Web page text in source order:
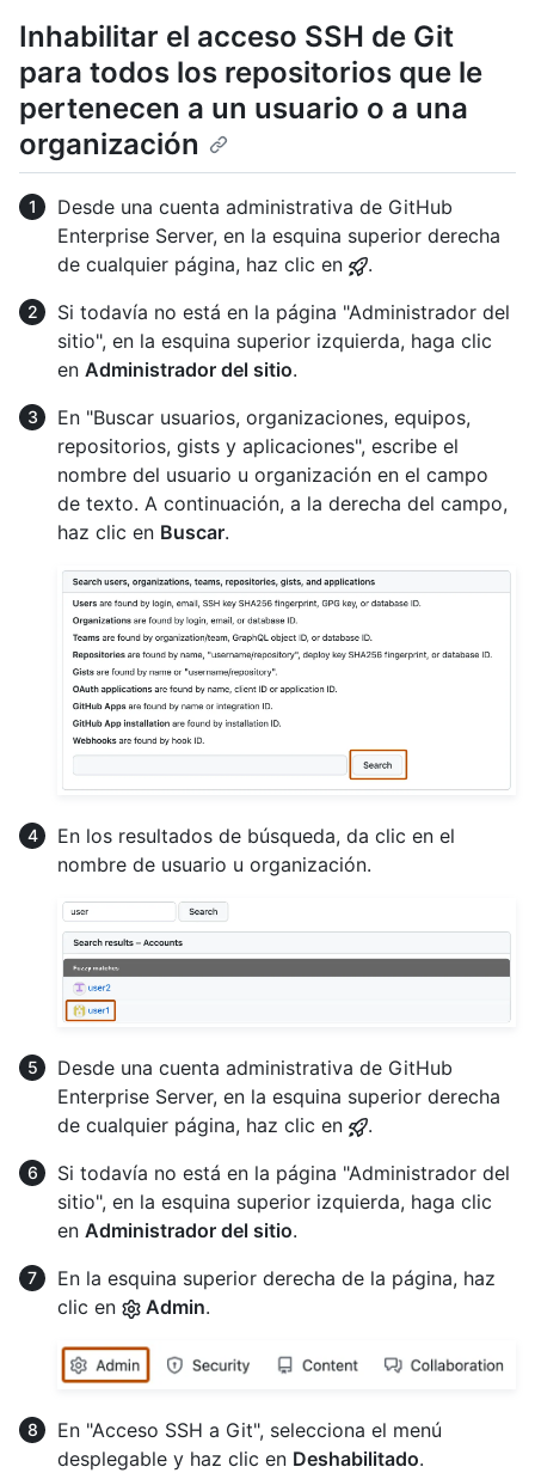
Inhabilitar el acceso SSH de Git
para todos los repositorios que le
pertenecen a un usuario o a una
organización
Desde una cuenta administrativa de GitHub
Enterprise Server, en la esquina superior derecha
de cualquier página, haz clic en
.
Si todavía no está en la página "Administrador del
sitio", en la esquina superior izquierda, haga clic
en Administrador del sitio.
En "Buscar usuarios, organizaciones, equipos,
repositorios, gists y aplicaciones", escribe el
nombre del usuario u organización en el campo
de texto. A continuación, a la derecha del campo,
haz clic en Buscar.
En los resultados de búsqueda, da clic en el
nombre de usuario u organización.
Desde una cuenta administrativa de GitHub
Enterprise Server, en la esquina superior derecha
de cualquier página, haz clic en
.
Si todavía no está en la página "Administrador del
sitio", en la esquina superior izquierda, haga clic
en Administrador del sitio.
En la esquina superior derecha de la página, haz
clic en
Admin.
En "Acceso SSH a Git", selecciona el menú
desplegable y haz clic en Deshabilitado.